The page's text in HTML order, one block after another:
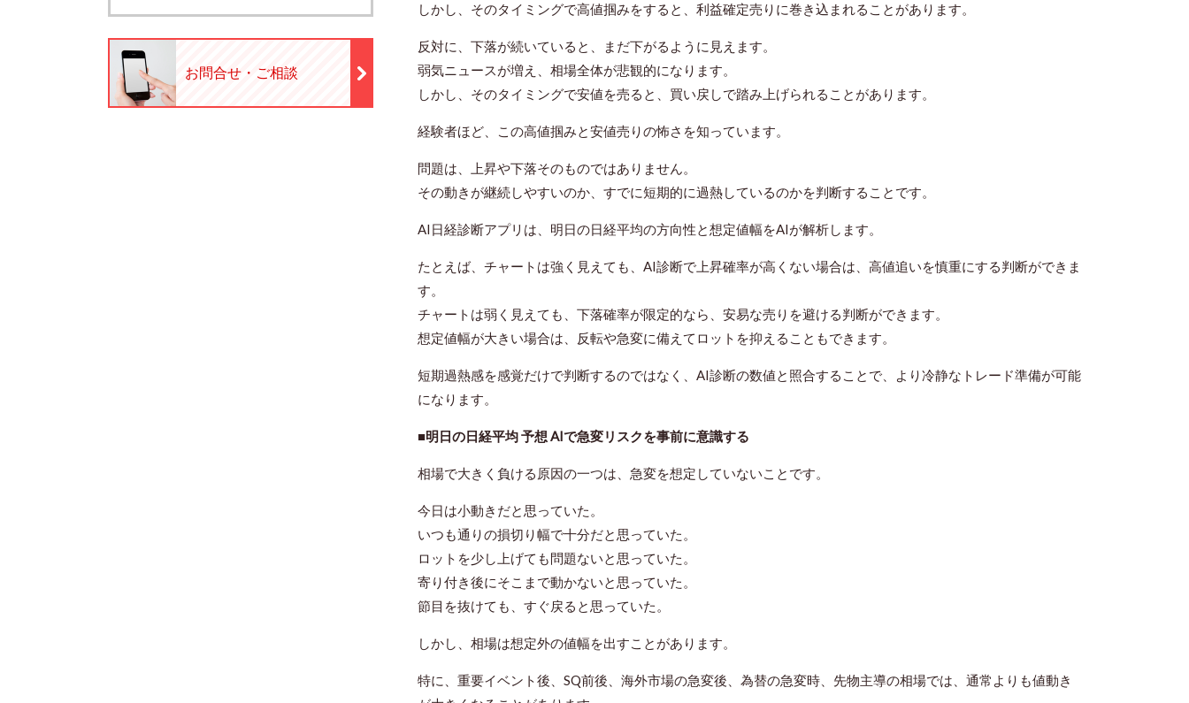
しかし、そのタイミングで高値掴みをすると、利益確定売りに巻き込まれることがあります。
反対に、下落が続いていると、まだ下がるように見えます。
弱気ニュースが増え、相場全体が悲観的になります。
しかし、そのタイミングで安値を売ると、買い戻しで踏み上げられることがあります。
経験者ほど、この高値掴みと安値売りの怖さを知っています。
問題は、上昇や下落そのものではありません。
その動きが継続しやすいのか、すでに短期的に過熱しているのかを判断することです。
AI日経診断アプリは、明日の日経平均の方向性と想定値幅をAIが解析します。
たとえば、チャートは強く見えても、AI診断で上昇確率が高くない場合は、高値追いを慎重にする判断ができま
す。
チャートは弱く見えても、下落確率が限定的なら、安易な売りを避ける判断ができます。
想定値幅が大きい場合は、反転や急変に備えてロットを抑えることもできます。
短期過熱感を感覚だけで判断するのではなく、AI診断の数値と照合することで、より冷静なトレード準備が可能
になります。
■明日の日経平均 予想 AIで急変リスクを事前に意識する
相場で大きく負ける原因の一つは、急変を想定していないことです。
今日は小動きだと思っていた。
いつも通りの損切り幅で十分だと思っていた。
ロットを少し上げても問題ないと思っていた。
寄り付き後にそこまで動かないと思っていた。
節目を抜けても、すぐ戻ると思っていた。
しかし、相場は想定外の値幅を出すことがあります。
特に、重要イベント後、SQ前後、海外市場の急変後、為替の急変時、先物主導の相場では、通常よりも値動き
お問合せ・ご相談